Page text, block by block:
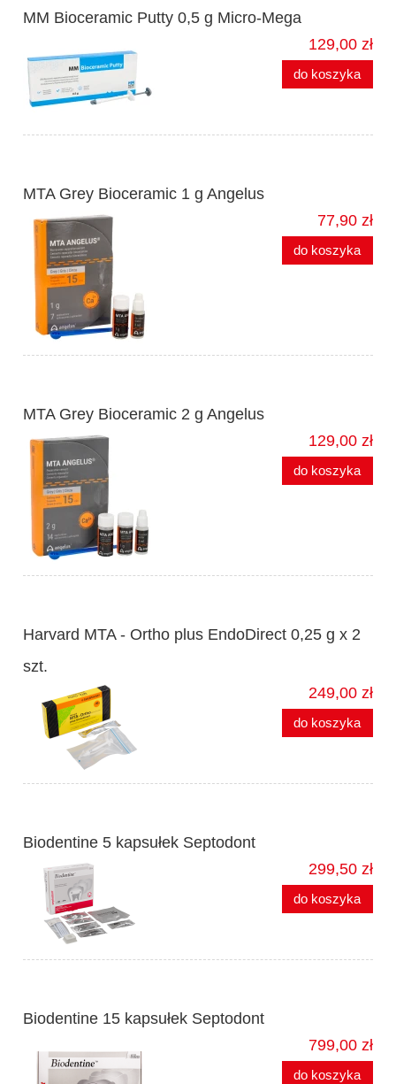
MM Bioceramic Putty 0,5 g Micro-Mega
129,00 zł
do koszyka
MTA Grey Bioceramic 1 g Angelus
77,90 zł
do koszyka
MTA Grey Bioceramic 2 g Angelus
129,00 zł
do koszyka
Harvard MTA - Ortho plus EndoDirect 0,25 g x 2
szt.
249,00 zł
do koszyka
Biodentine 5 kapsułek Septodont
299,50 zł
do koszyka
Biodentine 15 kapsułek Septodont
799,00 zł
do koszyka